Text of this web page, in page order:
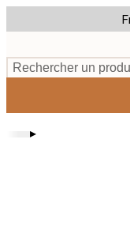
to
content.
Rechercher un
▸